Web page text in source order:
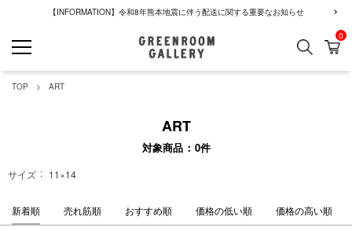
【INFORMATION】令和8年熊本地震に伴う配送に関する重要なお知らせ
検索 カ
0
TOP ART
ART
対象商品 0件
サイズ 11×14
新着順 売れ筋順 おすすめ順 価格の低い順 価格の高い順